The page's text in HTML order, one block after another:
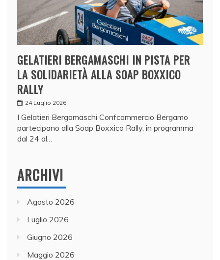
GELATIERI BERGAMASCHI IN PISTA PER
LA SOLIDARIETÀ ALLA SOAP BOXXICO
RALLY
24 Luglio 2026
I Gelatieri Bergamaschi Confcommercio Bergamo
partecipano alla Soap Boxxico Rally, in programma
dal 24 al…
ARCHIVI
Agosto 2026
Luglio 2026
Giugno 2026
Maggio 2026